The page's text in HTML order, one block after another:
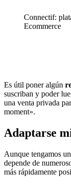
Connectif:
Ecommerce
Es útil poner algún
suscriban y poder
una venta privada
moment».
Adaptarse
Aunque tengamos
depende de
más rápidamente